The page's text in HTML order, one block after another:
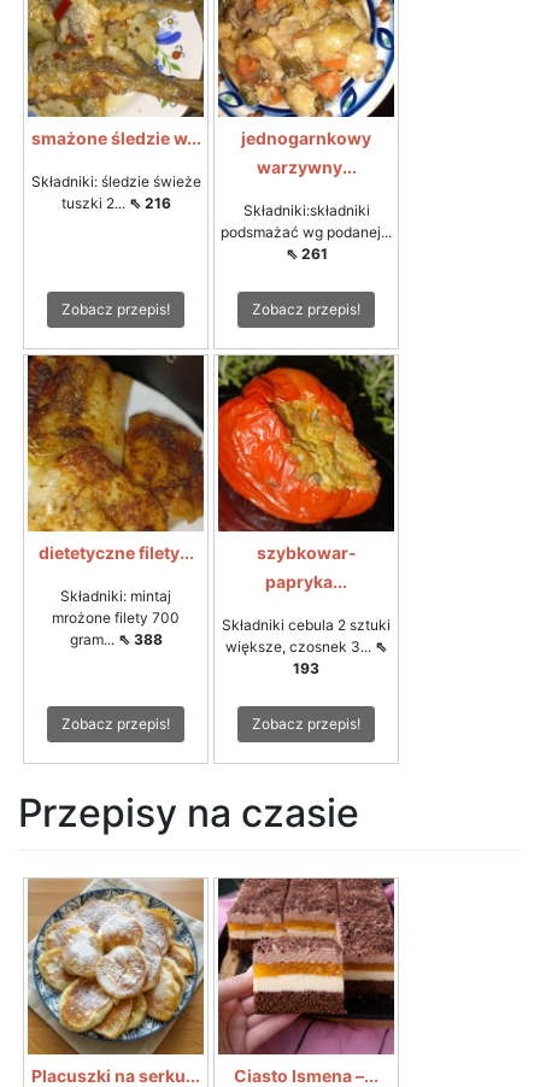
smażone śledzie w...
Składniki: śledzie świeże
tuszki 2... ⇖ 216
Zobacz przepis!
jednogarnkowy
warzywny...
Składniki:składniki
podsmażać wg podanej...
⇖ 261
Zobacz przepis!
dietetyczne filety...
Składniki: mintaj
mrożone filety 700
gram... ⇖ 388
Zobacz przepis!
szybkowar-
papryka...
Składniki cebula 2 sztuki
większe, czosnek 3... ⇖
193
Zobacz przepis!
Przepisy na czasie
Placuszki na serku... Ciasto Ismena –...